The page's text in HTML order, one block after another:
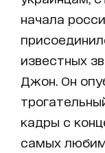
начала
известных
Джон. Он
кадры с
самых